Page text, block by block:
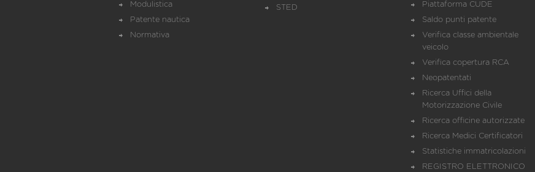
Modulistica
Patente nautica
Normativa
STED
Piattaforma CUDE
Saldo punti patente
Verifica classe ambientale
veicolo
Verifica copertura RCA
Neopatentati
Ricerca Uffici della
Motorizzazione Civile
Ricerca officine autorizzate
Ricerca Medici Certificatori
Statistiche immatricolazioni
REGISTRO ELETTRONICO